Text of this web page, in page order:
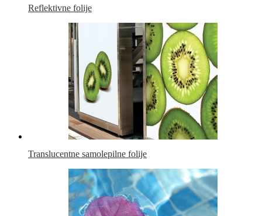
Reflektivne folije
Translucentne samolepilne folije